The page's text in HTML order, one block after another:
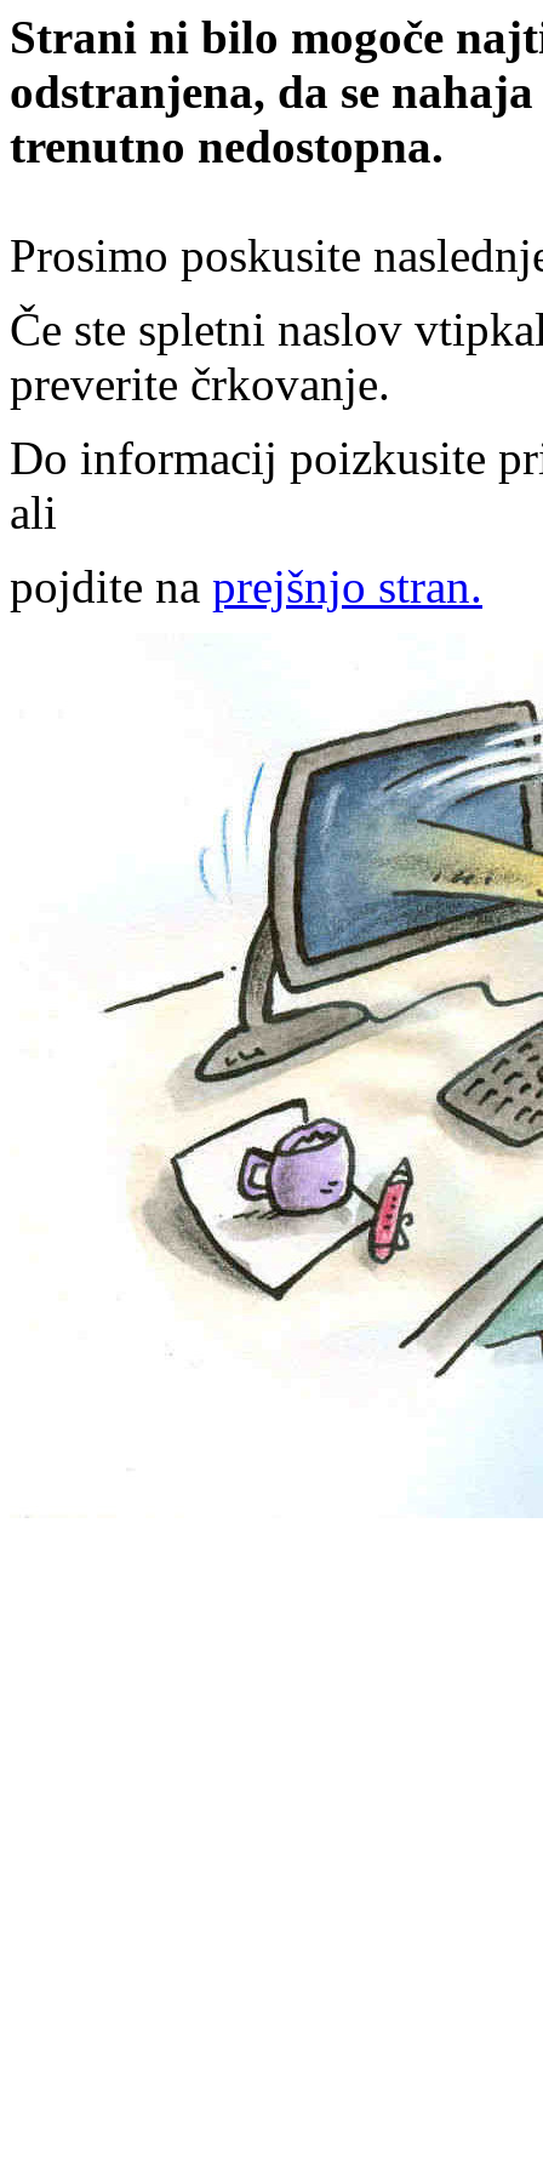
Strani ni bilo mogoče
odstranjena, da se
trenutno nedostopna.
Prosimo poskusite
Če ste spletni naslov
preverite črkovanje.
Do informacij poizkusite
ali
pojdite na prejšnjo stran.